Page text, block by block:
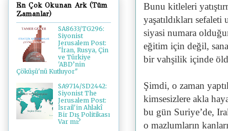
Bunu kitleleri
yaşatıldıkları
siyasi numara
eğitim için değil,
bir vahşilik içinde
Şimdi, o zaman
kimsesizlere akla
bu gün Suriye’de,
o mazlumların
En Çok Okunan Ark (Tüm
Zamanlar)
SA8633/TG296:
Siyonist
Jerusalem Post:
"İran, Rusya, Çin
ve Türkiye
'ABD’nin
Çöküşü'nü Kutluyor"
SA9714/SD2442:
Siyonist The
Jerusalem Post:
İsrail'in Ahlakî
Bir Dış Politikası
Var mı?